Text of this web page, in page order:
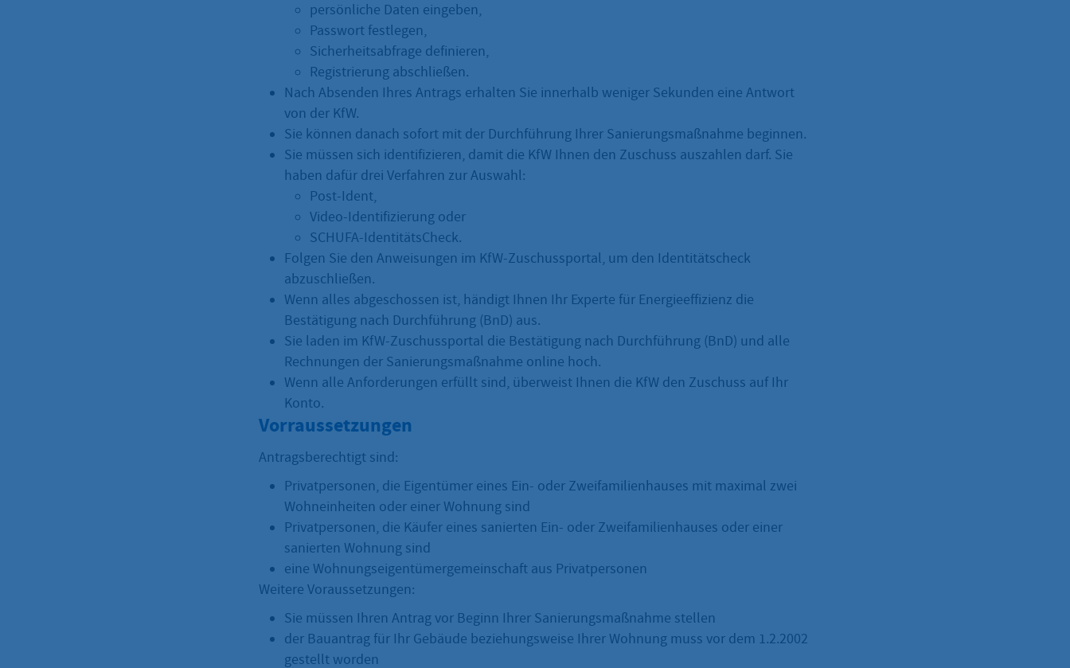
persönliche Daten eingeben,
Passwort festlegen,
Sicherheitsabfrage definieren,
Registrierung abschließen.
Nach Absenden Ihres Antrags erhalten Sie innerhalb weniger Sekunden eine Antwort
von der KfW.
Sie können danach sofort mit der Durchführung Ihrer Sanierungsmaßnahme beginnen.
Sie müssen sich identifizieren, damit die KfW Ihnen den Zuschuss auszahlen darf. Sie
haben dafür drei Verfahren zur Auswahl:
Post-Ident,
Video-Identifizierung oder
SCHUFA-IdentitätsCheck.
Folgen Sie den Anweisungen im KfW-Zuschussportal, um den Identitätscheck
abzuschließen.
Wenn alles abgeschossen ist, händigt Ihnen Ihr Experte für Energieeffizienz die
Bestätigung nach Durchführung (BnD) aus.
Sie laden im KfW-Zuschussportal die Bestätigung nach Durchführung (BnD) und alle
Rechnungen der Sanierungsmaßnahme online hoch.
Wenn alle Anforderungen erfüllt sind, überweist Ihnen die KfW den Zuschuss auf Ihr
Konto.
Vorraussetzungen
Antragsberechtigt sind:
Privatpersonen, die Eigentümer eines Ein- oder Zweifamilienhauses mit maximal zwei
Wohneinheiten oder einer Wohnung sind
Privatpersonen, die Käufer eines sanierten Ein- oder Zweifamilienhauses oder einer
sanierten Wohnung sind
eine Wohnungseigentümergemeinschaft aus Privatpersonen
Weitere Voraussetzungen:
Sie müssen Ihren Antrag vor Beginn Ihrer Sanierungsmaßnahme stellen
der Bauantrag für Ihr Gebäude beziehungsweise Ihrer Wohnung muss vor dem 1.2.2002
gestellt worden